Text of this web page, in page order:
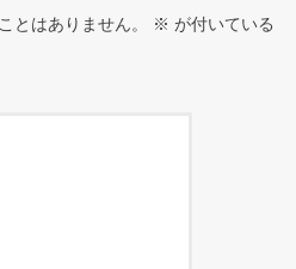
とはありません。 ※ が付いている